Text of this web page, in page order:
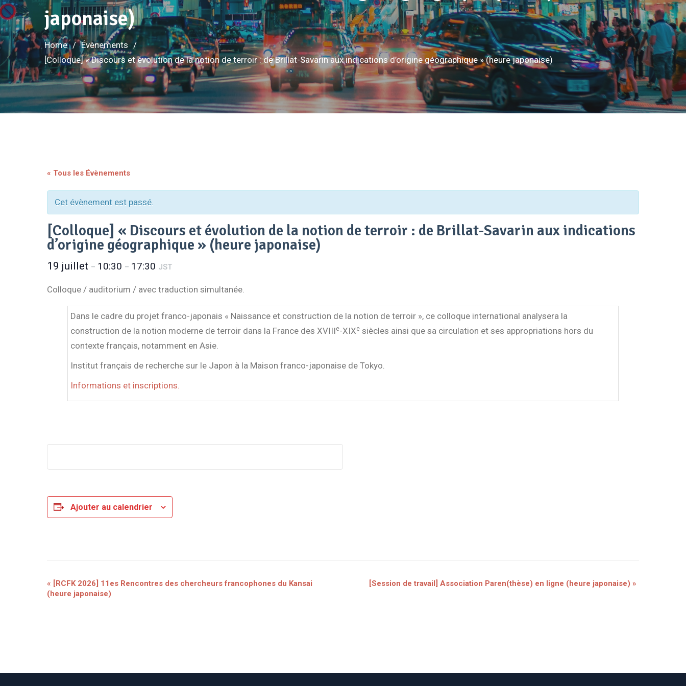
japonaise)
Home
Évènements
[Colloque] « Discours et évolution de la notion de terroir : de Brillat-Savarin aux indications d’origine géographique » (heure japonaise)
« Tous les Évènements
Cet évènement est passé.
[Colloque] « Discours et évolution de la notion de terroir : de Brillat-Savarin aux indications
d’origine géographique » (heure japonaise)
19 juillet – 10:30 – 17:30 JST
Colloque / auditorium / avec traduction simultanée.
Dans le cadre du projet franco-japonais « Naissance et construction de la notion de terroir », ce colloque international analysera la
construction de la notion moderne de terroir dans la France des XVIIIe-XIXe siècles ainsi que sa circulation et ses appropriations hors du
contexte français, notamment en Asie.
Institut français de recherche sur le Japon à la Maison franco-japonaise de Tokyo.
Informations et inscriptions.
Ajouter au calendrier
Navigation
Évènement
« [RCFK 2026] 11es Rencontres des chercheurs francophones du Kansai
(heure japonaise)
[Session de travail] Association Paren(thèse) en ligne (heure japonaise) »